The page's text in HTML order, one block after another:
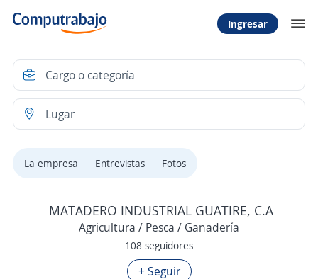
Ingresar
La empresa Entrevistas Fotos
MATADERO INDUSTRIAL GUATIRE, C.A
Agricultura / Pesca / Ganadería
108 seguidores
+ Seguir